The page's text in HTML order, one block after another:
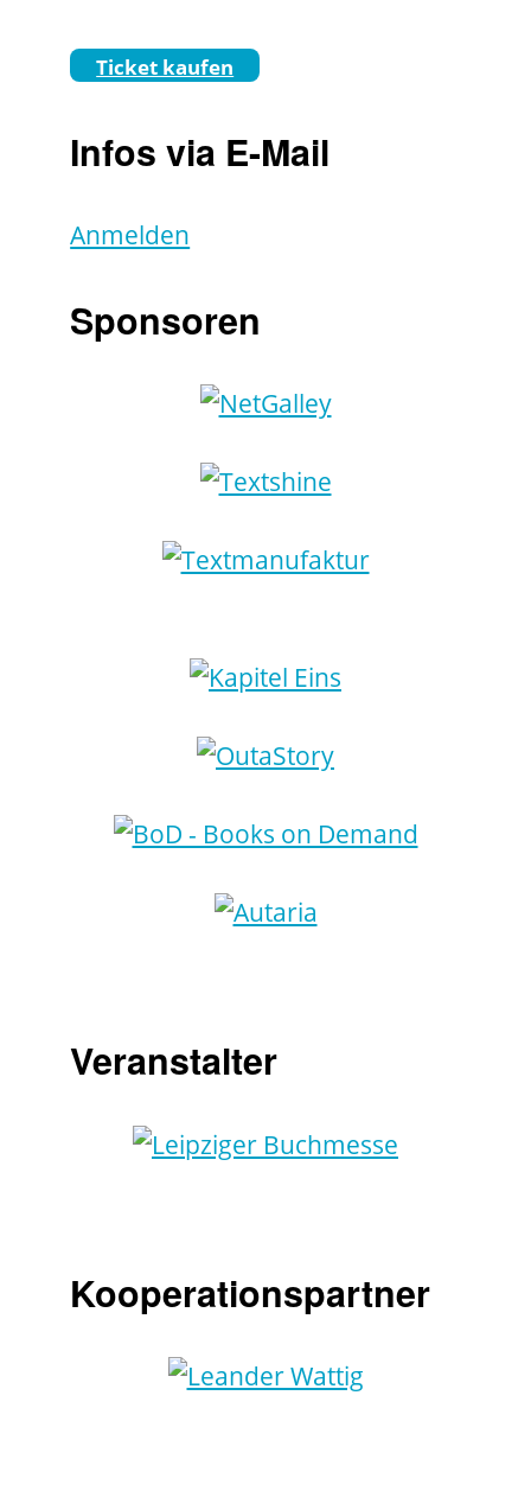
Ticket kaufen
Infos via E-Mail
Anmelden
Sponsoren
Veranstalter
Kooperationspartner